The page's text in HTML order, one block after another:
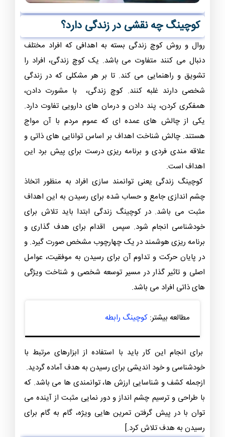
کوچینگ چه نقشی در زندگی دارد؟
روال و روش کوچ زندگی بسته به اهدافی که افراد مختلف
دنبال می کنند متفاوت می باشد. یک کوچ زندگی، افراد را
تشویق و راهنمایی می کند. تا بر هر مشکلی که در زندگی
شخصی دارند غلبه کنند. کوچ زندگی، با مشورت دادن،
همفکری کردن، پند دادن و درمان های دارویی تفاوت دارد.
یکی از چالش های عمده ای که عموم مردم با آن مواج
هستند. چالش شناخت اهداف بر اساس توانایی های ذاتی و
علاقه مندی فردی و برنامه ریزی درست برای پیش برد این
اهداف است.
کوچینگ زندگی یعنی توانمند سازی افراد به منظور اتخاذ
چشم اندازی جامع و حساب شده برای رسیدن به این اهداف
مثبت می باشد. در کوچینگ زندگی ابتدا باید تلاش برای
خودشناسی انجام شود. سپس اقدام برای هدف گذاری و
برنامه ریزی هوشمند در یک چهارچوب مشخص صورت گیرد. و
در پایان حرکت و تداوم آن برای رسیدن به موفقیت، عوامل
اصلی و تاثیر گذار در مسیر توسعه شخصی و شناخت ویژگی
های ذاتی افراد می باشد.
مطالعه بیشتر: کوچینگ رابطه
برای انجام این ‌کار باید با استفاده از ابزارهای مرتبط با
خودشناسی و خود اندیشی برای رسیدن به هدف آماده گردید.
ازجمله کشف و شناسایی ارزش ها، توانمندی ها می باشد. که
با طراحی و ترسیم چشم انداز و دور نمایی مثبت از آینده می
توان با در پیش گرفتن تمرین هایی ویژه، گام به گام برای
رسیدن به هدف تلاش کرد.]